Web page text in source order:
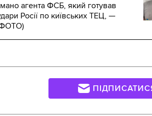
агента ФСБ, який готував
Росії по київських ТЕЦ, —